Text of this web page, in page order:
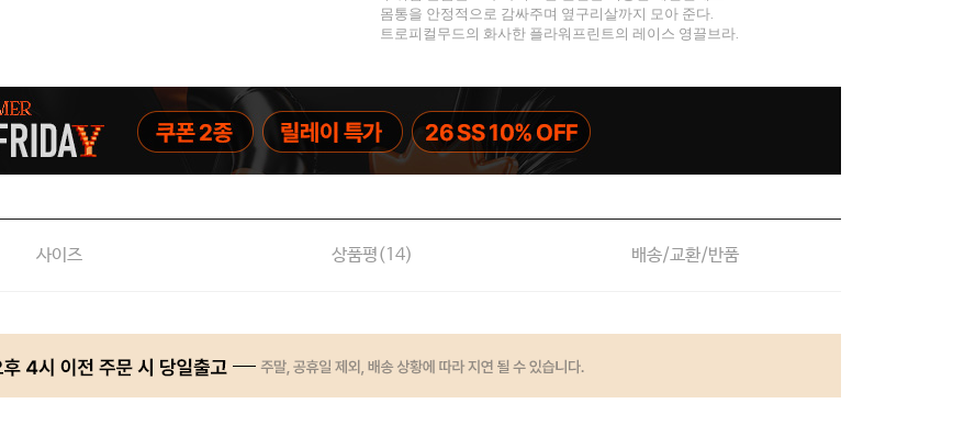
몸통을 안정적으로 감싸주며 옆구리살까지 모아 준다.
트로피컬무드의 화사한 플라워프린트의 레이스 영끌브라.
사이즈 상품평(14) 배송/교환/반품